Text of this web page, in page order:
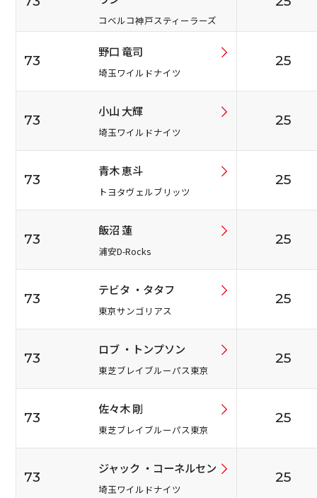
コベルコ神戸スティーラーズ
73
野口 竜司
埼玉ワイルドナイツ
25
73
小山 大輝
埼玉ワイルドナイツ
25
73
青木 恵斗
トヨタヴェルブリッツ
25
73
飯沼 蓮
浦安D-Rocks
25
73
テビタ ・タタフ
東京サンゴリアス
25
73
ロブ ・トンプソン
東芝ブレイブルーパス東京
25
73
佐々木 剛
東芝ブレイブルーパス東京
25
73
ジャック ・コーネルセン
埼玉ワイルドナイツ
25